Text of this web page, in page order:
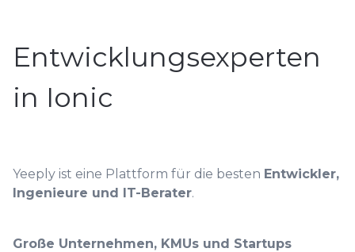
Entwicklungsexperten
in Ionic
Yeeply ist eine Plattform für die besten Entwickler,
Ingenieure und IT-Berater.
Große Unternehmen, KMUs und Startups